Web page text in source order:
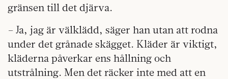
gränsen till det djärva.
– Ja, jag är välklädd, säger han utan att rodna
under det grånade skägget. Kläder är viktigt,
kläderna påverkar ens hållning och
utstrålning. Men det räcker inte med att en